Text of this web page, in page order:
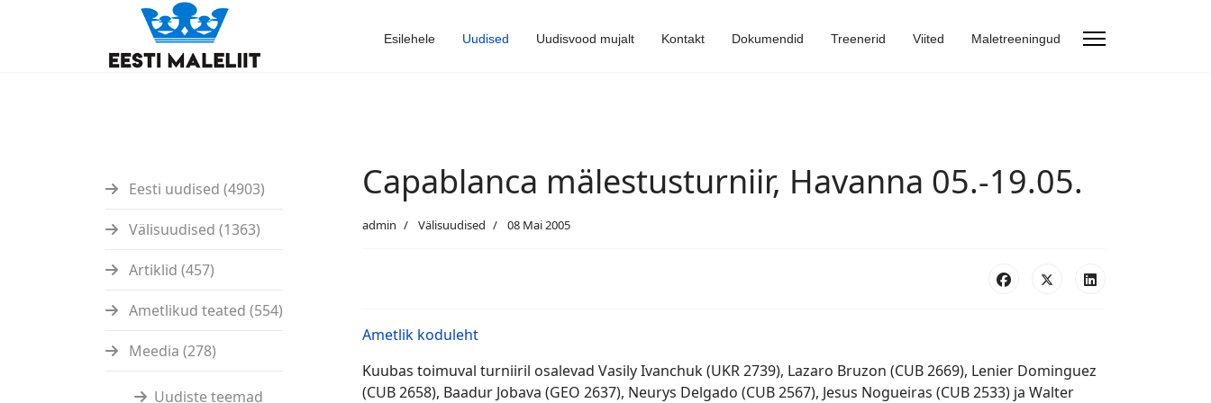
Esilehele Uudised Uudisvood mujalt Kontakt Dokumendid Treenerid Viited Maletreeningud
Eesti uudised (4903)
Välisuudised (1363)
Artiklid (457)
Ametlikud teated (554)
Meedia (278)
Uudiste teemad
Capablanca mälestusturniir, Havanna 05.-19.05.
admin Välisuudised 08 Mai 2005
Ametlik koduleht
Kuubas toimuval turniiril osalevad Vasily Ivanchuk (UKR 2739), Lazaro Bruzon (CUB 2669), Lenier Dominguez
(CUB 2658), Baadur Jobava (GEO 2637), Neurys Delgado (CUB 2567), Jesus Nogueiras (CUB 2533) ja Walter